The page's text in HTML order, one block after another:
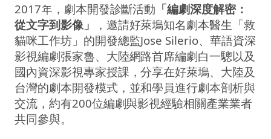
2017年，劇本開發診斷活動 「編劇深度解密：
從文字到影像」
，邀請好萊塢知名劇本醫生「救
貓咪工作坊」的開發總監Jose Silerio、華語資深
影視編劇張家魯、大陸網路首席編劇白一驄以及
國內資深影視專家授課，分享在好萊塢、大陸及
台灣的劇本開發模式，並和學員進⾏劇本剖析與
交流，約有200位編劇與影視經驗相關產業業者
共同參與。